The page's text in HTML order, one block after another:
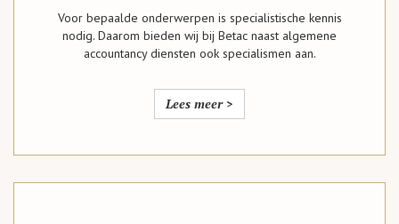
Voor bepaalde onderwerpen is specialistische kennis
nodig. Daarom bieden wij bij Betac naast algemene
accountancy diensten ook specialismen aan.
Lees meer >